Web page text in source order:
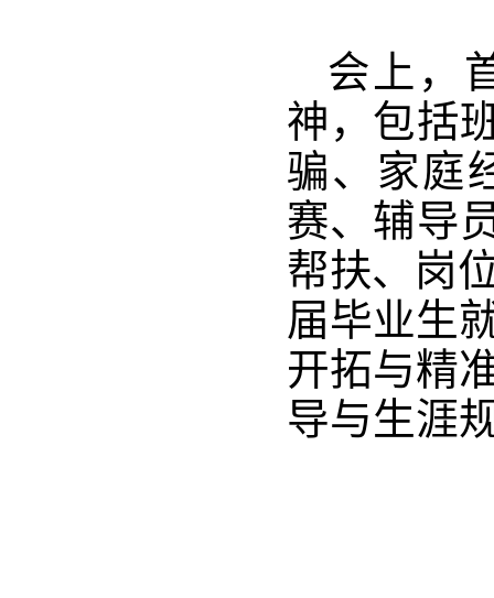
会上，
神，包括
骗、家庭
赛、辅导
帮扶、岗
届毕业生
开拓与精
导与生涯